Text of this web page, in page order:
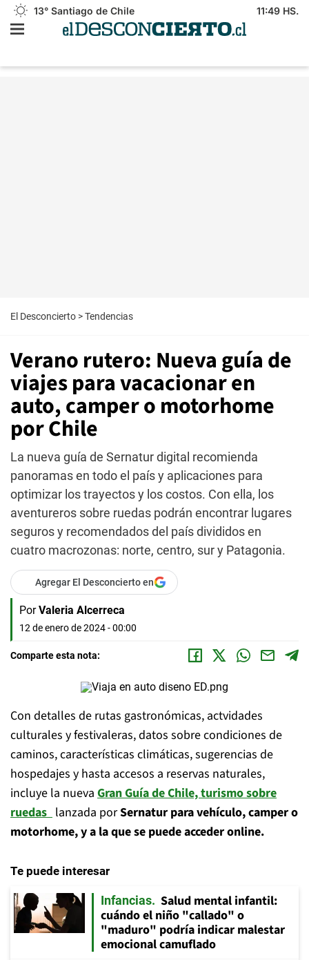
13° Santiago de Chile 11:49 HS.
El Desconcierto >Tendencias
Verano rutero: Nueva guía de
viajes para vacacionar en
auto, camper o motorhome
por Chile
La nueva guía de Sernatur digital recomienda
panoramas en todo el país y aplicaciones para
optimizar los trayectos y los costos. Con ella, los
aventureros sobre ruedas podrán encontrar lugares
seguros y recomendados del país divididos en
cuatro macrozonas: norte, centro, sur y Patagonia.
Agregar El Desconcierto en
Por Valeria Alcerreca
12 de enero de 2024 - 00:00
Comparte esta nota:
Con detalles de rutas gastronómicas, actvidades
culturales y festivaleras, datos sobre condiciones de
caminos, características climáticas, sugerencias de
hospedajes y hasta accesos a reservas naturales,
incluye la nueva Gran Guía de Chile, turismo sobre
ruedas lanzada porSernatur para vehículo, camper o
motorhome, y a la que se puede acceder online.
Te puede interesar
Infancias
Salud mental infantil:
cuándo el niño "callado" o
"maduro" podría indicar malestar
emocional camuflado